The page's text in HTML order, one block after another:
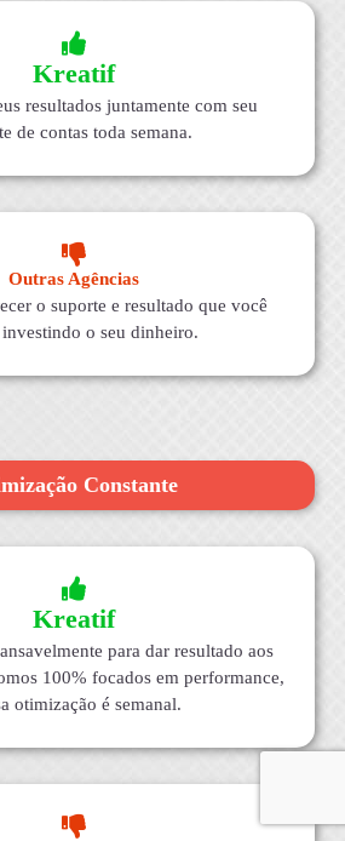
Kreatif
resultados juntamente com seu
de contas toda semana.
Outras Agências
o suporte e resultado que você
investindo o seu dinheiro.
Constante
Kreatif
para dar resultado aos
100% focados em performance,
otimização é semanal.